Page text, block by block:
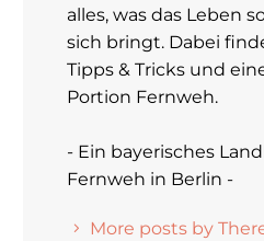
alles, was das Leben
sich bringt. Dabei
Tipps & Tricks und
Portion Fernweh.
- Ein bayerisches
Fernweh in Berlin -
More posts by